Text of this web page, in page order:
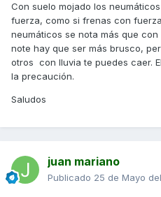
Con suelo mojado los
fuerza, como si frenas con
neumáticos se nota más que
note hay que ser más brusco,
otros con lluvia te puedes caer.
la precaución.
Saludos
juan mariano
Publicado 25 de Mayo